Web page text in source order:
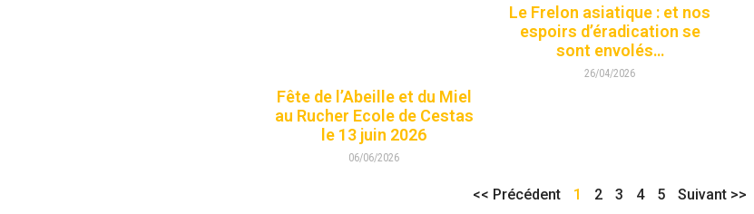
Fête de l’Abeille et du Miel
au Rucher Ecole de Cestas
le 13 juin 2026
06/06/2026
Le Frelon asiatique : et nos
espoirs d’éradication se
sont envolés…
26/04/2026
<< Précédent 1 2 3 4 5 Suivant >>